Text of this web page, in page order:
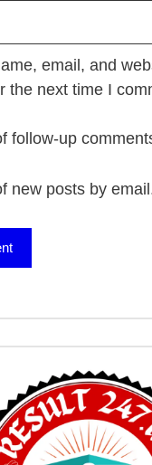
email, and
the next time I
follow-up
new posts by